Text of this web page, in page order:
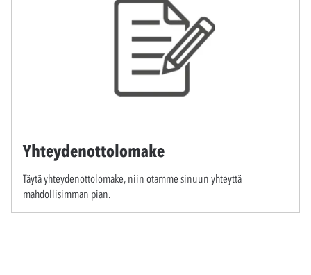
Yhteydenottolomake
Täytä yhteydenottolomake, niin otamme sinuun yhteyttä
mahdollisimman pian.